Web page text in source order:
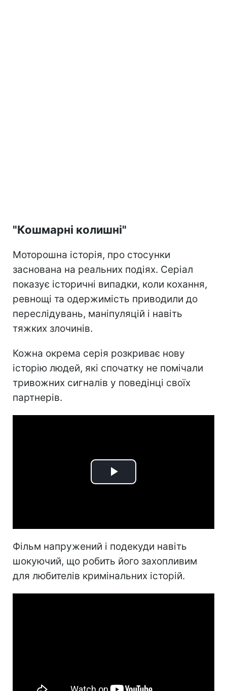
"Кошмарні колишні"
Моторошна історія, про стосунки
заснована на реальних подіях. Серіал
показує історичні випадки, коли кохання,
ревнощі та одержимість приводили до
переслідувань, маніпуляцій і навіть
тяжких злочинів.
Кожна окрема серія розкриває нову
історію людей, які спочатку не помічали
тривожних сигналів у поведінці своїх
партнерів.
Play
Фільм напружений і подекуди навіть
шокуючий, що робить його захопливим
для любителів кримінальних історій.